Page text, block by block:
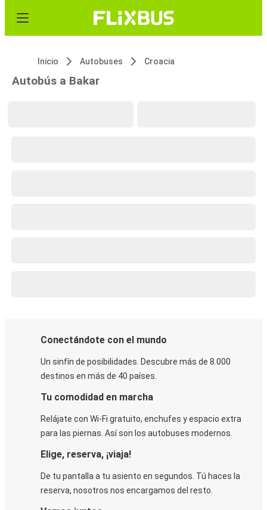
Inicio Autobuses Croacia
Autobús a Bakar
Conectándote con el mundo
Un sinfín de posibilidades. Descubre más de 8.000
destinos en más de 40 países.
Tu comodidad en marcha
Relájate con Wi-Fi gratuito, enchufes y espacio extra
para las piernas. Así son los autobuses modernos.
Elige, reserva, ¡viaja!
De tu pantalla a tu asiento en segundos. Tú haces la
reserva, nosotros nos encargamos del resto.